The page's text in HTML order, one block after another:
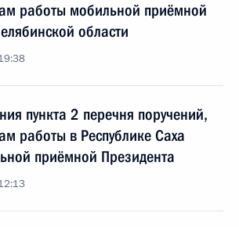
работы мобильной приёмной
области
пункта 2 перечня поручений,
работы в Республике Саха
приёмной Президента